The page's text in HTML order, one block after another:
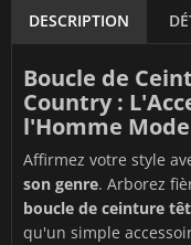
DESCRIPTION
Boucle de
Country :
l'Homme
Affirmez votre style
son genre. Arborez
boucle de ceinture
qu'un simple